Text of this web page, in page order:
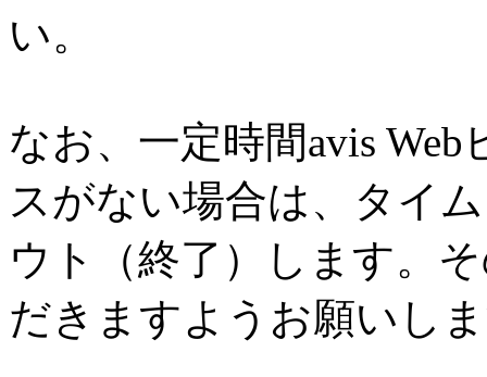
い。
なお、一定時間avis
スがない場合は、タイ
ウト（終了）します。
だきますようお願いし